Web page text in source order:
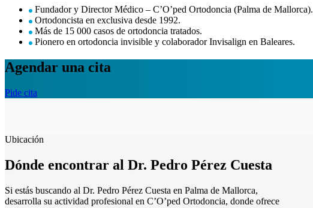
Fundador y Director Médico – C’O’ped Ortodoncia (Palma de Mallorca).
Ortodoncista en exclusiva desde 1992.
Más de 15 000 casos de ortodoncia tratados.
Pionero en ortodoncia invisible y colaborador Invisalign en Baleares.
Agendar una cita
Pide cita
Ubicación
Dónde encontrar al Dr. Pedro Pérez Cuesta
Si estás buscando al Dr. Pedro Pérez Cuesta en Palma de Mallorca,
desarrolla su actividad profesional en C’O’ped Ortodoncia, donde ofrece